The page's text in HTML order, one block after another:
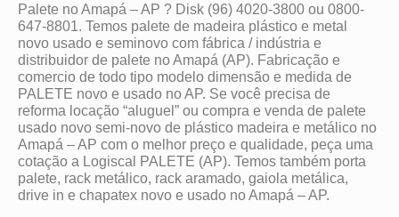
Palete no Amapá – AP ? Disk (96) 4020-3800 ou 0800-
647-8801. Temos palete de madeira plástico e metal
novo usado e seminovo com fábrica / indústria e
distribuidor de palete no Amapá (AP). Fabricação e
comercio de todo tipo modelo dimensão e medida de
PALETE novo e usado no AP. Se você precisa de
reforma locação “aluguel” ou compra e venda de palete
usado novo semi-novo de plástico madeira e metálico no
Amapá – AP com o melhor preço e qualidade, peça uma
cotação a Logiscal PALETE (AP). Temos também porta
palete, rack metálico, rack aramado, gaiola metálica,
drive in e chapatex novo e usado no Amapá – AP.